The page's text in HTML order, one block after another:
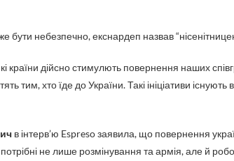
небезпечно, екснардеп назвав
країни дійсно стимулють повернення наших
хто їде до України. Такі ініціативи існують в
в інтерв’ю Espreso заявила, що повернення
не лише розмінування та армія, але й